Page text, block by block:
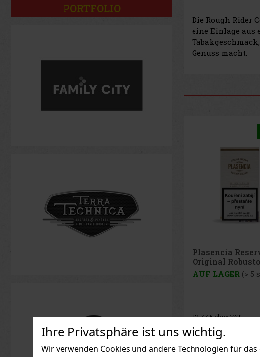
Ihre Privatsphäre ist uns wichtig.
Wir verwenden Cookies und andere Technologien für
PORTFOLIO
Die Rough Rider
eine Einlage aus
Genuss macht.
17.77€ ohne VAT 21.50 €
Bestellen
Plasencia
2026 Gran Toro
AUF LAGER(> 5
37.11€ ohne VAT